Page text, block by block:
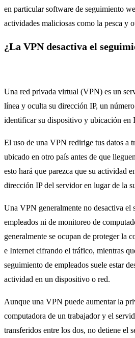
en particular software de seguimiento
actividades maliciosas como la pesca y
¿La VPN desactiva el
Una red privada virtual (VPN) es un
línea y oculta su dirección IP, un
identificar su dispositivo y ubicación en
El uso de una VPN redirige tus datos a
ubicado en otro país antes de que
esto hará que parezca que su actividad
dirección IP del servidor en lugar de la
Una VPN generalmente no desactiva el
empleados ni de monitoreo de
generalmente se ocupan de proteger la
e Internet cifrando el tráfico, mientras
seguimiento de empleados suele estar
actividad en un dispositivo o red.
Aunque una VPN puede aumentar la
computadora de un trabajador y el
transferidos entre los dos, no detiene el